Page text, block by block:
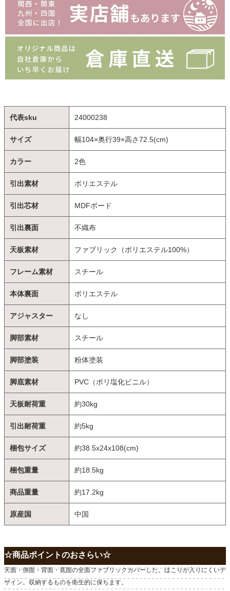
代表sku 24000238
サイズ 幅104×奥行39×高さ72.5(cm)
カラー 2色
引出素材 ポリエステル
引出芯材 MDFボード
引出裏面 不織布
天板素材 ファブリック（ポリエステル100%）
フレーム素材 スチール
本体裏面 ポリエステル
アジャスター なし
脚部素材 スチール
脚部塗装 粉体塗装
脚底素材 PVC（ポリ塩化ビニル）
天板耐荷重 約30kg
引出耐荷重 約5kg
梱包サイズ 約38.5x24x108(cm)
梱包重量 約18.5kg
商品重量 約17.2kg
原産国 中国
☆商品ポイントのおさらい☆
天面・側面・背面・底面の全面ファブリックカバーした。ほこりが入りにくいデ
ザイン。収納するものを衛生的に保ちます。